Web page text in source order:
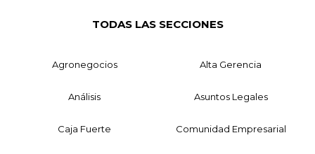
TODAS LAS SECCIONES
Agronegocios Alta Gerencia
Análisis Asuntos Legales
Caja Fuerte Comunidad Empresarial